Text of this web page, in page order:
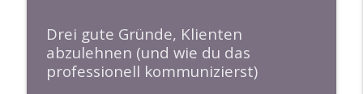
254: Das KRAFT-Modell für bessere
Drei gute Gründe, Klienten
abzulehnen (und wie du das
professionell kommunizierst)